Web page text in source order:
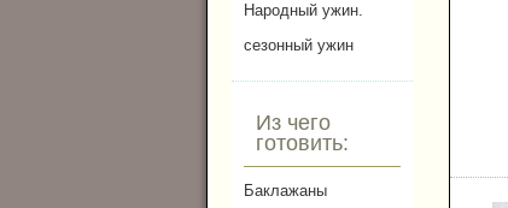
Народный ужин.
сезонный ужин
Из чего
готовить:
Баклажаны